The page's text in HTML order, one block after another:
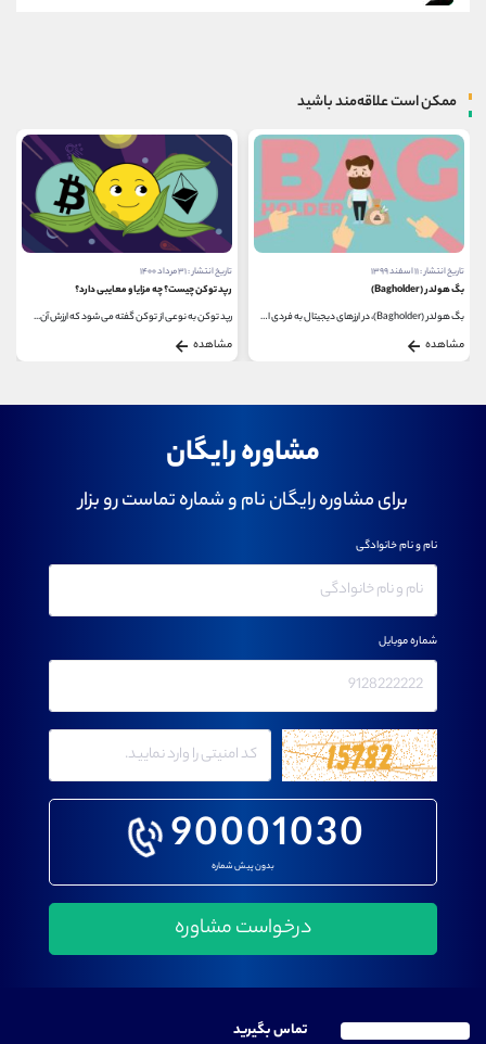
ممکن است علاقه‌مند باشید
تاریخ انتشار : ۳۱ مرداد ۱۴۰۰
رپد توکن چیست؟ چه مزایا و معایبی دارد؟
رپد توکن به نوعی از توکن گفته می شود که ارزش آن...
مشاهده
تاریخ انتشار : ۱۳ بهمن ۱۴۰۰
فلکسا (Flexa) چیست؟
مشاهده
مشاوره رایگان
برای مشاوره رایگان نام و شماره تماست رو بزار
90001030
بدون پیش شماره
نام و نام خانوادگی
شماره موبایل
تماس بگیرید